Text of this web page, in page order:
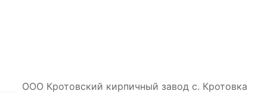
ООО Кротовский кирпичный завод с. Кротовка